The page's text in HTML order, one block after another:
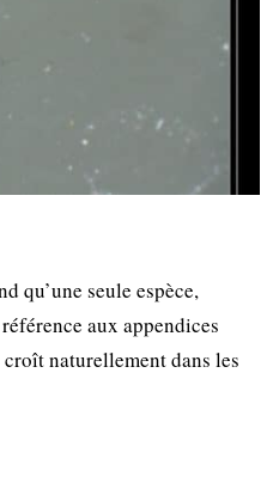
qu’une seule espèce,
aux appendices
naturellement dans les